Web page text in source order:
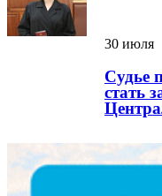
30 июля
Судье
стать